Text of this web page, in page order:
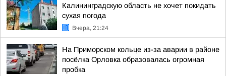
Калининградскую область не хочет покидать
сухая погода
Вчера, 21:24
На Приморском кольце из-за аварии в районе
посёлка Орловка образовалась огромная
пробка